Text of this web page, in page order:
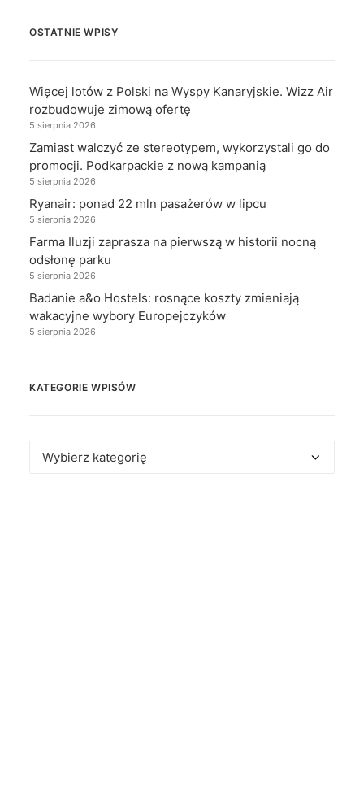
OSTATNIE WPISY
Więcej lotów z Polski na Wyspy Kanaryjskie. Wizz Air
rozbudowuje zimową ofertę
5 sierpnia 2026
Zamiast walczyć ze stereotypem, wykorzystali go do
promocji. Podkarpackie z nową kampanią
5 sierpnia 2026
Ryanair: ponad 22 mln pasażerów w lipcu
5 sierpnia 2026
Farma Iluzji zaprasza na pierwszą w historii nocną
odsłonę parku
5 sierpnia 2026
Badanie a&o Hostels: rosnące koszty zmieniają
wakacyjne wybory Europejczyków
5 sierpnia 2026
KATEGORIE WPISÓW
Kategorie